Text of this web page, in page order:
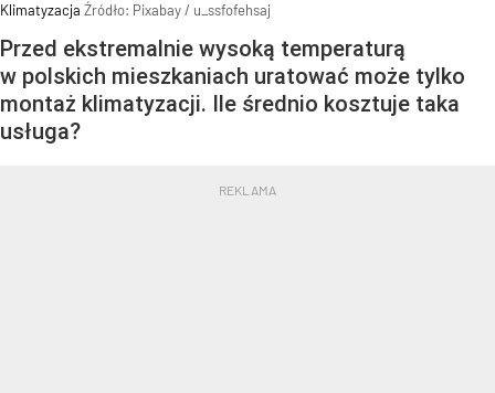
Klimatyzacja Źródło: Pixabay/ u_ssfofehsaj
Przed ekstremalnie wysoką temperaturą
w polskich mieszkaniach uratować może tylko
montaż klimatyzacji. Ile średnio kosztuje taka
usługa?